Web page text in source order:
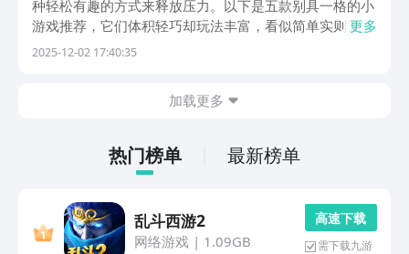
种轻松有趣的方式来释放压力。以下是五款别具一格的小
游戏推荐，它们体积轻巧却玩法丰富，看似简单实则充满
惊喜，能在不经意间带给你持久的欢乐体验。1、《简笔
更多
2025-12-02 17:40:35
加载更多
热门榜单 最新榜单
乱斗西游2
网络游戏| 1.09GB
高 速 下 载
需下载九游